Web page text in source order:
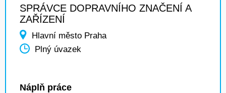
SPRÁVCE DOPRAVNÍHO ZNAČENÍ A
ZAŘÍZENÍ
Hlavní město Praha
Plný úvazek
Náplň práce